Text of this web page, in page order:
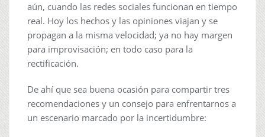
aún, cuando las redes sociales funcionan en tiempo
real. Hoy los hechos y las opiniones viajan y se
propagan a la misma velocidad; ya no hay margen
para improvisación; en todo caso para la
rectificación.
De ahí que sea buena ocasión para compartir tres
recomendaciones y un consejo para enfrentarnos a
un escenario marcado por la incertidumbre: